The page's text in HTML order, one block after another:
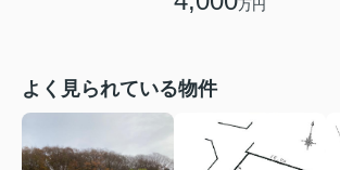
万円
よく見られている物件